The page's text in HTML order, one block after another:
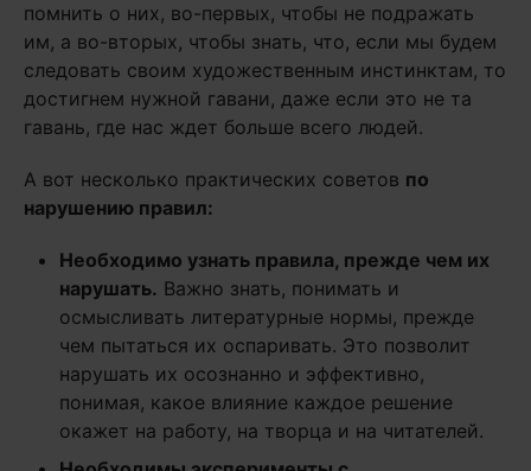
помнить о них, во-первых, чтобы не подражать
им, а во-вторых, чтобы знать, что, если мы будем
следовать своим художественным инстинктам, то
достигнем нужной гавани, даже если это не та
гавань, где нас ждет больше всего людей.
А вот несколько практических советов по
нарушению правил:
Необходимо узнать правила, прежде чем их
нарушать. Важно знать, понимать и
осмысливать литературные нормы, прежде
чем пытаться их оспаривать. Это позволит
нарушать их осознанно и эффективно,
понимая, какое влияние каждое решение
окажет на работу, на творца и на читателей.